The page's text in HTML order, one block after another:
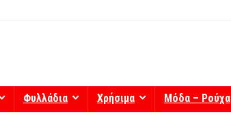
Φυλλάδια Χρήσιμα Μόδα – Ρούχα